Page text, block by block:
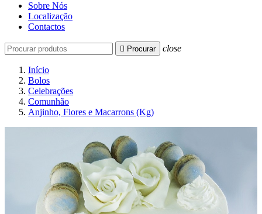
Sobre Nós
Localização
Contactos
 Procurar close
Início
Bolos
Celebrações
Comunhão
Anjinho, Flores e Macarrons (Kg)